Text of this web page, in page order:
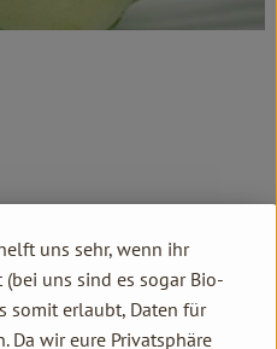
uns sehr, wenn ihr
(bei uns sind es sogar Bio-
somit erlaubt, Daten für
Da wir eure Privatsphäre